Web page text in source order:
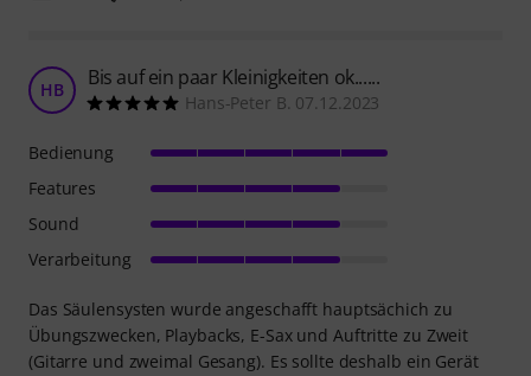
HB Bis auf ein paar Kleinigkeiten ok......
Hans-Peter B. 07.12.2023
Das Säulensysten wurde angeschafft hauptsächich zu
Übungszwecken, Playbacks, E-Sax und Auftritte zu Zweit
(Gitarre und zweimal Gesang). Es sollte deshalb ein Gerät
Bedienung
Features
Sound
Verarbeitung